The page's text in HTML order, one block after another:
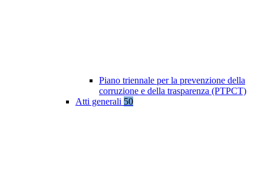
Piano triennale per la prevenzione della
corruzione e della trasparenza (PTPCT)
Atti generali 50